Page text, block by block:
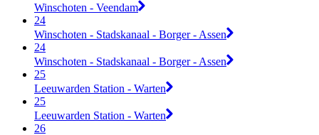
Winschoten - Veendam
24
Winschoten - Stadskanaal - Borger - Assen
24
Winschoten - Stadskanaal - Borger - Assen
25
Leeuwarden Station - Warten
25
Leeuwarden Station - Warten
26